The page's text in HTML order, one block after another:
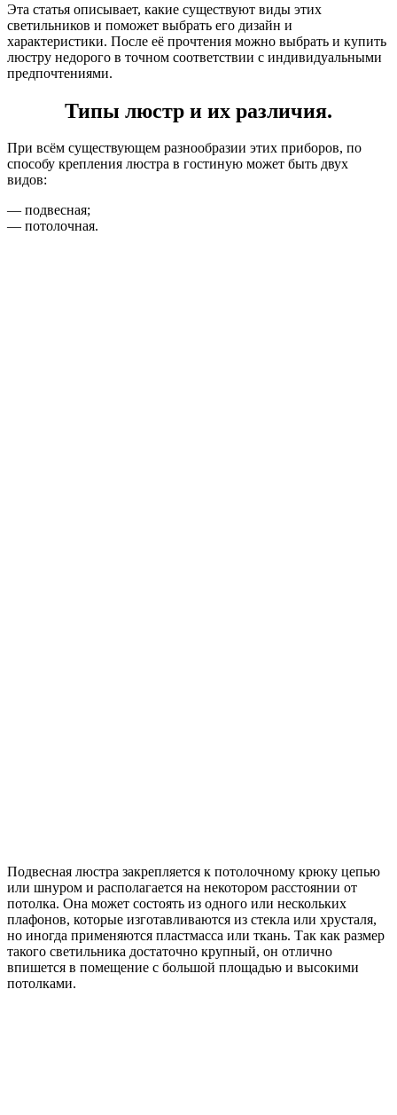
Эта статья описывает, какие существуют виды этих
светильников и поможет выбрать его дизайн и
характеристики. После её прочтения можно выбрать и купить
люстру недорого в точном соответствии с индивидуальными
предпочтениями.
Типы люстр и их различия.
При всём существующем разнообразии этих приборов, по
способу крепления люстра в гостиную может быть двух
видов:
— подвесная;
— потолочная.
Подвесная люстра закрепляется к потолочному крюку цепью
или шнуром и располагается на некотором расстоянии от
потолка. Она может состоять из одного или нескольких
плафонов, которые изготавливаются из стекла или хрусталя,
но иногда применяются пластмасса или ткань. Так как размер
такого светильника достаточно крупный, он отлично
впишется в помещение с большой площадью и высокими
потолками.